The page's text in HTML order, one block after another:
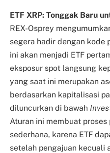
ETF XRP: Tonggak Baru
REX-Osprey
segera hadir dengan kode
ini akan menjadi ETF
eksposur spot langsung
yang saat ini merupakan
berdasarkan kapitalisasi
diluncurkan di bawah
Aturan ini membuat
sederhana, karena ETF
setelah pengajuan kecuali